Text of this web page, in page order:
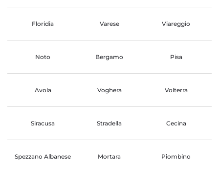
Floridia Varese Viareggio
Noto Bergamo Pisa
Avola Voghera Volterra
Siracusa Stradella Cecina
Spezzano Albanese Mortara Piombino